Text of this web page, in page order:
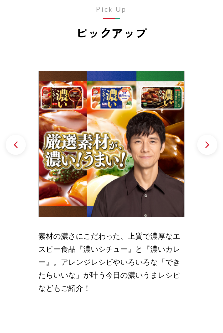
ピックアップ
Pick Up
素材の濃さにこだわった、上質で濃厚なエ
スビー食品『濃いシチュー』と『濃いカレ
ー』。アレンジレシピやいろいろな「でき
たらいいな」が叶う今日の濃いうまレシピ
などもご紹介！
Prev